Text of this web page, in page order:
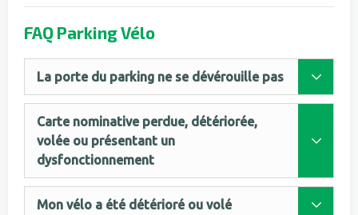
FAQ Parking Vélo
La porte du parking ne se dévérouille pas
Carte nominative perdue, détériorée,
volée ou présentant un
dysfonctionnement
Mon vélo a été détérioré ou volé